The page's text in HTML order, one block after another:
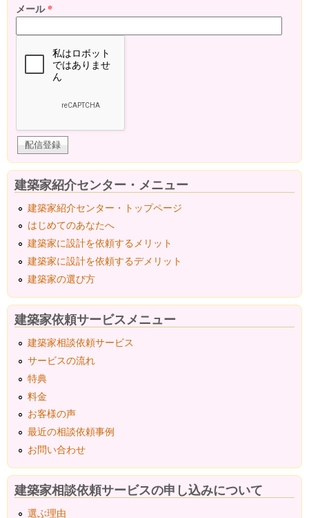
メール*
建築家紹介センター・メニュー
建築家紹介センター・トップページ
はじめてのあなたへ
建築家に設計を依頼するメリット
建築家に設計を依頼するデメリット
建築家の選び方
建築家依頼サービスメニュー
建築家相談依頼サービス
サービスの流れ
特典
料金
お客様の声
最近の相談依頼事例
お問い合わせ
建築家相談依頼サービスの申し込みについて
選ぶ理由